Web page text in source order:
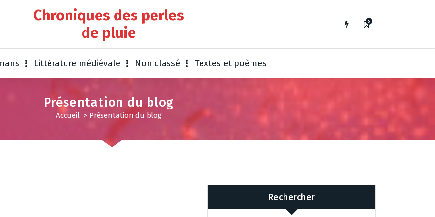
Chroniques des perles
de pluie
5
Littérature médiévale Non classé Textes et poèmes
Présentation du blog
Accueil > Présentation du blog
Rechercher